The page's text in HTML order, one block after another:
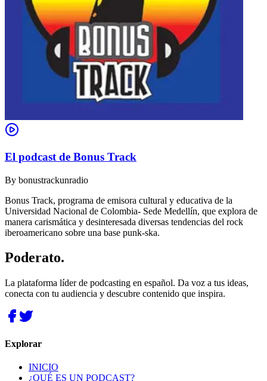
El podcast de Bonus Track
By bonustrackunradio
Bonus Track, programa de emisora cultural y educativa de la
Universidad Nacional de Colombia- Sede Medellín, que explora de
manera carismática y desinteresada diversas tendencias del rock
iberoamericano sobre una base punk-ska.
Poderato.
La plataforma líder de podcasting en español. Da voz a tus ideas,
conecta con tu audiencia y descubre contenido que inspira.
Explorar
INICIO
¿QUÉ ES UN PODCAST?